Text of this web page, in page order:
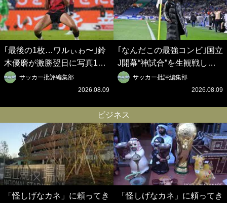
｢最後の1枚…ワルぃゎ〜｣鈴
木優磨が激勝翌日に写真12
枚投稿→渾身の“煽りショッ
ト”に興奮！｢最後の1枚まで
サッカー批評編集部
2026.08.09
｢なんだこの最強コンビ｣国立
J開幕“神試合”を生観戦した
仲良しサッカー美女コンビの
現地ショットが話題！｢メッ
ちゃくちゃ可愛い｣
サッカー批評編集部
2026.08.09
ビジネス
「怪しげなカネ」に頼ってき
「怪しげなカネ」に頼ってき